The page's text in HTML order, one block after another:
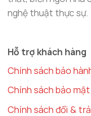
nghệ thuật thực sự.
Hỗ trợ khách hàng
Chính sách bảo
Chính sách bảo mật
Chính sách đổi &